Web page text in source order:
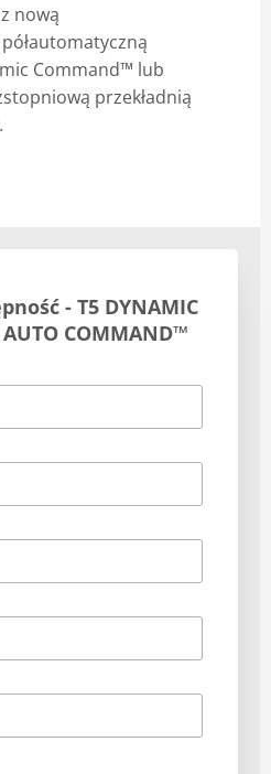
nową
Command™ lub
przekładnią
- T5 DYNAMIC
COMMAND™